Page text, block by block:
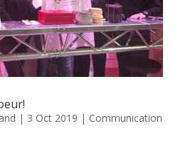
| 3 Oct 2019 | Communication